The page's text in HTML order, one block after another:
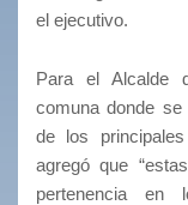
el ejecutivo.
Para el Alcalde
comuna donde se
de los
agregó que
pertenencia en